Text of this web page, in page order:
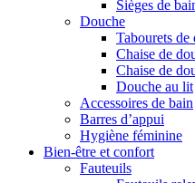
Sièges de
Douche
Tabourets de
Chaise de
Chaise de
Douche au lit
Accessoires de bain
Barres d’appui
Hygiène féminine
Bien-être et confort
Fauteuils